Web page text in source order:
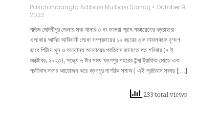
Paschimbangla Adibasi Mulbasi Samaj
October 9,
2023
পশ্চিম মেদিনীপুর জেলার সবং থানার ৩ নং ডাডরা গ্রাম পঞ্চায়েতের বড়চাহারা
এলাকায় আদিম আদিবাসী লোধা সম্প্রদায়ের ১২ বছরের এক নাবালককে নৃশংশ
ভাবে পিটিয়ে খুন ও অন্যান্য অন্যায়ের প্রতিবাদ জানাতে গত শনিবার (৭ ই
অক্টোবর, ২০২৩), সন্ধ্যে ৬ টার সময় খড়গপুর শহরের ইন্দা ট্রাফিক মোড়ে এক
প্রতিবাদ সভার আয়োজন করে খড়গপুর নাগরিক সমাজ| এই প্রতিবাদ সভায় […]
233 total views